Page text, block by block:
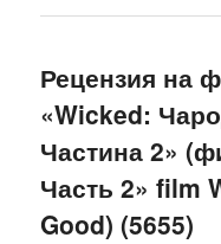
Рецензия на
«Wicked:
Частина 2»
Часть 2» film
Good) (5655)